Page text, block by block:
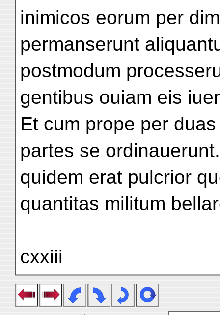
inimicos eorum per
permanserunt
postmodum
gentibus ouiam eis
Et cum prope per
partes se
quidem erat pulcrior
quantitas militum
cxxiii